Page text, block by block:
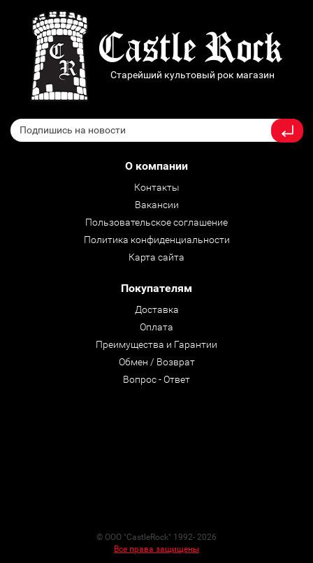
Старейший культовый рок магазин
О компании
Контакты
Вакансии
Пользовательское соглашение
Политика конфиденциальности
Карта сайта
Покупателям
Доставка
Оплата
Преимущества и Гарантии
Обмен / Возврат
Вопрос - Ответ
© ООО "CastleRock" 1992- 2026
Все права защищены